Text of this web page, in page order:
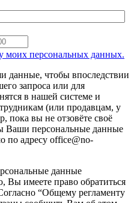
моих персональных данных.
данные, чтобы впоследствии
запроса или для
в нашей системе и
(или продавцам, у
пока вы не отзовёте своё
Ваши персональные данные
по адресу office@no-
данные
Вы имеете право обратиться
“Общему регламенту